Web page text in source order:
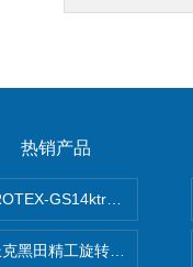
热销产品
GS14ktr梅花连轴器
黑田精工旋转气缸